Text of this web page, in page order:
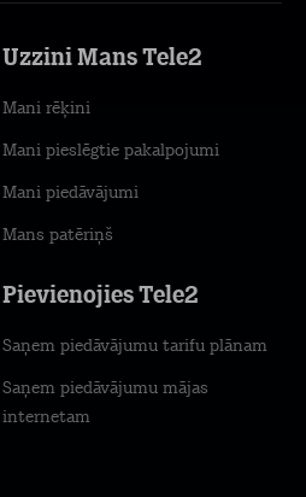
Uzzini Mans Tele2
Mani rēķini
Mani pieslēgtie pakalpojumi
Mani piedāvājumi
Mans patēriņš
Pievienojies Tele2
Saņem piedāvājumu tarifu plānam
Saņem piedāvājumu mājas
internetam